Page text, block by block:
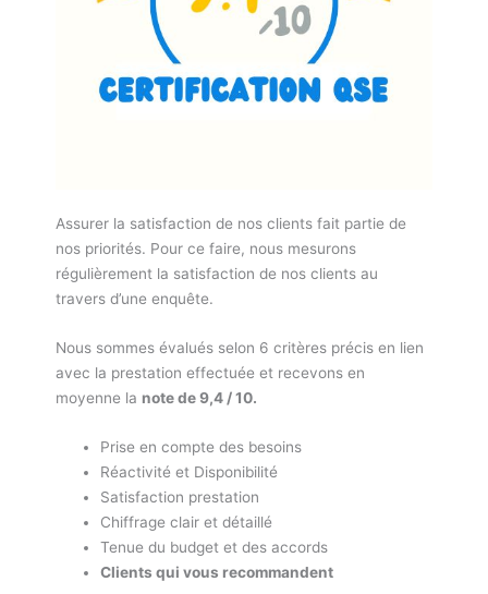
Assurer la satisfaction de nos clients fait partie de
nos priorités. Pour ce faire, nous mesurons
régulièrement la satisfaction de nos clients au
travers d’une enquête.
Nous sommes évalués selon 6 critères précis en lien
avec la prestation effectuée et recevons en
moyenne la note de 9,4 / 10.
Prise en compte des besoins
Réactivité et Disponibilité
Satisfaction prestation
Chiffrage clair et détaillé
Tenue du budget et des accords
Clients qui vous recommandent